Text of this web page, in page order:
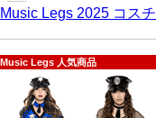
Music Legs 2025 コス
Music Legs 人気商品